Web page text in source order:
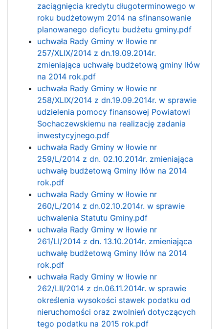
zaciągnięcia kredytu długoterminowego w
roku budżetowym 2014 na sfinansowanie
planowanego deficytu budżetu gminy.pdf
uchwała Rady Gminy w Iłowie nr
257/XLIX/2014 z dn.19.09.2014r.
zmieniająca uchwałę budżetową gminy Iłów
na 2014 rok.pdf
uchwała Rady Gminy w Iłowie nr
258/XLIX/2014 z dn.19.09.2014r. w sprawie
udzielenia pomocy finansowej Powiatowi
Sochaczewskiemu na realizację zadania
inwestycyjnego.pdf
uchwała Rady Gminy w Iłowie nr
259/L/2014 z dn. 02.10.2014r. zmieniająca
uchwałę budżetową Gminy Iłów na 2014
rok.pdf
uchwała Rady Gminy w Iłowie nr
260/L/2014 z dn.02.10.2014r. w sprawie
uchwalenia Statutu Gminy.pdf
uchwała Rady Gminy w Iłowie nr
261/LI/2014 z dn. 13.10.2014r. zmieniająca
uchwałę budżetową Gminy Iłów na 2014
rok.pdf
uchwała Rady Gminy w Iłowie nr
262/LII/2014 z dn.06.11.2014r. w sprawie
określenia wysokości stawek podatku od
nieruchomości oraz zwolnień dotyczących
tego podatku na 2015 rok.pdf